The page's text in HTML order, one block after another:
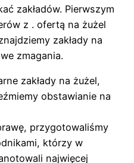
zakładów. Pierwszym
z . ofertą na żużel
zakłady na
zmagania.
zakłady na żużel,
obstawianie na
przygotowaliśmy
którzy w
najwięcej